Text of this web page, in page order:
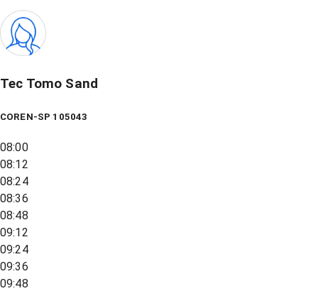
Tec Tomo Sand
COREN-SP 105043
08:00
08:12
08:24
08:36
08:48
09:12
09:24
09:36
09:48